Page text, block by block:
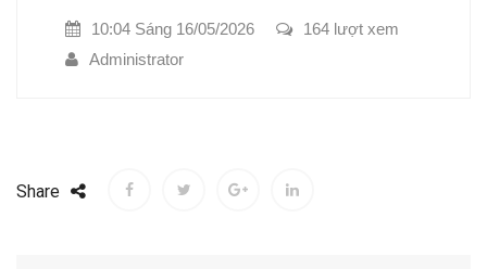
10:04 Sáng 16/05/2026
164 lượt xem
Administrator
Share